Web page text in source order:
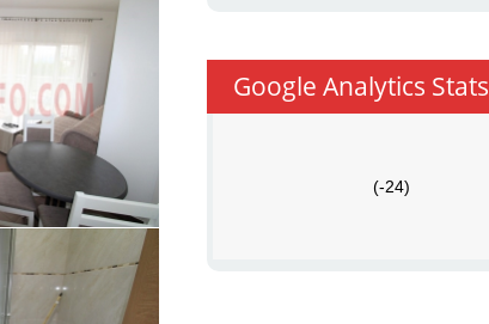
Google Analytics Stats
(-24)